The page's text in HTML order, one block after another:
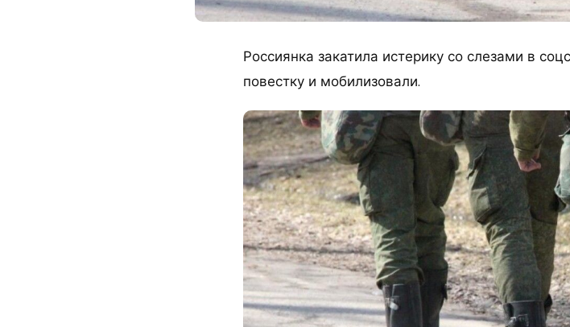
Россиянка закатила истерику со слезами в
повестку и мобилизовали.